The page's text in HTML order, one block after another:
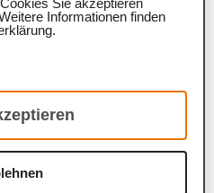
GmbH
möchten und welche
finden Sie in
Sie akzeptieren
Informationen finden